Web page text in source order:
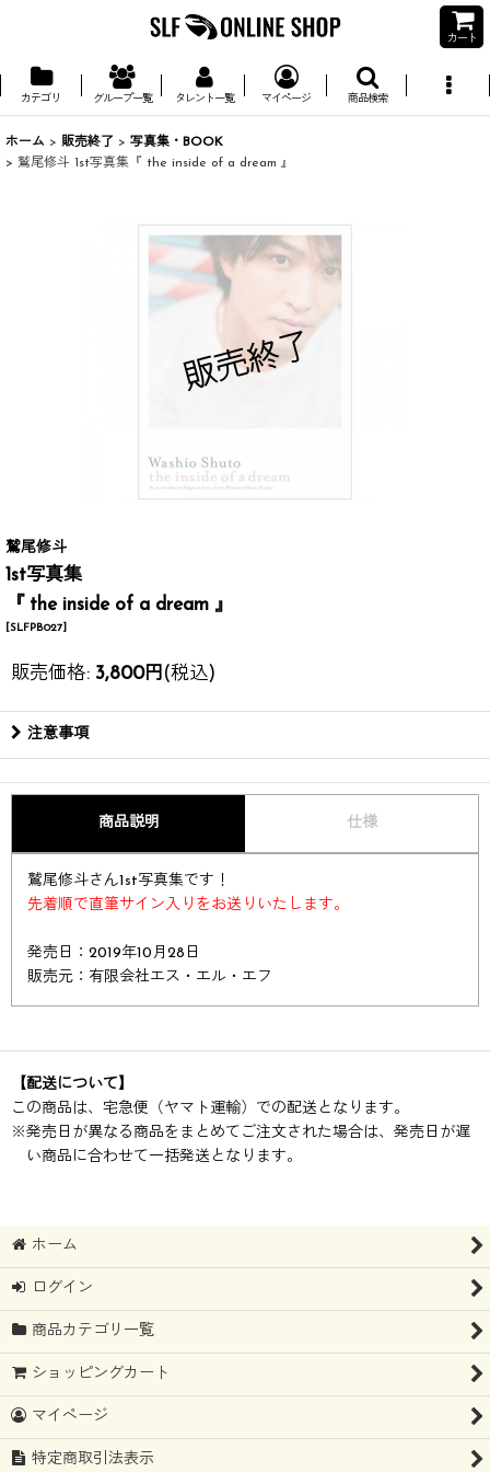
カート
カテゴリ グループ一覧 タレント一覧 マイページ 商品検索
ホーム > 販売終了 > 写真集・BOOK
> 鷲尾修斗 1st写真集『 the inside of a dream 』
鷲尾修斗
1st写真集
『 the inside of a dream 』
[SLFPB027]
販売価格: 3,800円 (税込)
注意事項
商品説明 仕様
鷲尾修斗さん1st写真集です！
先着順で直筆サイン入りをお送りいたします。
発売日：2019年10月28日
販売元：有限会社エス・エル・エフ
【配送について】
この商品は、宅急便（ヤマト運輸）での配送となります。
※発売日が異なる商品をまとめてご注文された場合は、発売日が遅
い商品に合わせて一括発送となります。
ホーム
ログイン
商品カテゴリ一覧
ショッピングカート
マイページ
特定商取引法表示